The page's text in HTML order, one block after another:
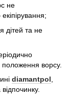
не
дітей та не
положення ворсу.
diamantpol,